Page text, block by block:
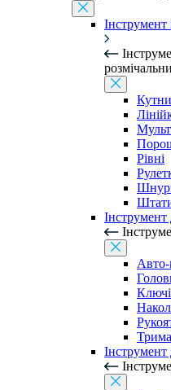
Рівні
Інструмент
Авто-
Ключі